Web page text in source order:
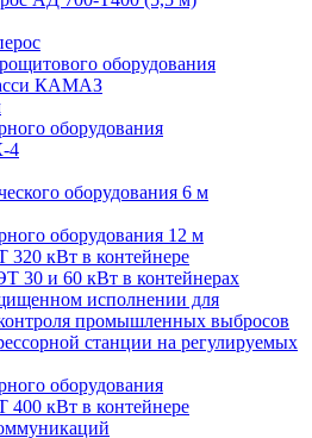
оборудования
КАМАЗ
оборудования
4
оборудования 6 м
оборудования 12 м
320 кВт в контейнере
30 и 60 кВт в контейнерах
исполнении для
промышленных выбросов
станции на регулируемых
оборудования
400 кВт в контейнере